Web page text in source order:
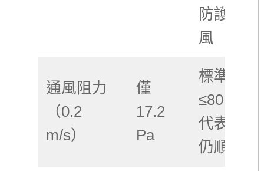
防護與通
風
通風阻力
（0.2
m/s）
僅
17.2
Pa
標準要求
≤80 Pa，
代表透氣
仍順暢